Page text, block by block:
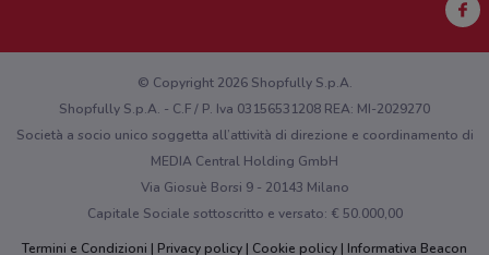
Hai un malfunzionamento sul web o sull'app?
© Copyright 2026 Shopfully S.p.A.
Shopfully S.p.A. - C.F / P. Iva 03156531208 REA: MI-2029270
Società a socio unico soggetta all’attività di direzione e coordinamento di
MEDIA Central Holding GmbH
Via Giosuè Borsi 9 - 20143 Milano
Capitale Sociale sottoscritto e versato: € 50.000,00
Termini e Condizioni
Privacy policy Cookie policy Informativa Beacon